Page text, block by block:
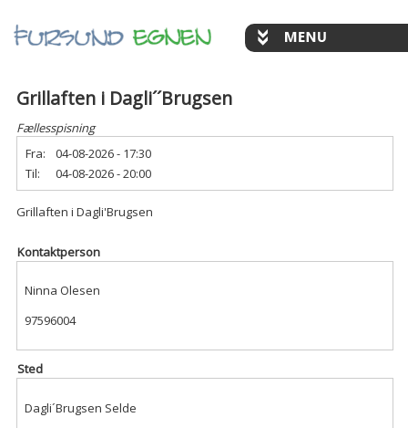
Grillaften i Dagli´´Brugsen
Fællesspisning
Fra:
04-08-2026 - 17:30
Til:
04-08-2026 - 20:00
Grillaften i Dagli'Brugsen
Kontaktperson
Ninna Olesen
97596004
Sted
Dagli´Brugsen Selde